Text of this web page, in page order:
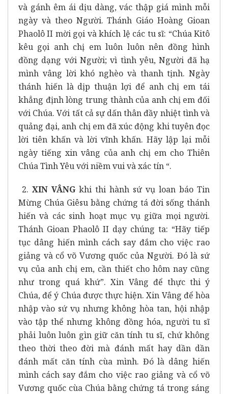
và gánh êm ái dịu dàng, vác thập giá mình mỗi
ngày và theo Người. Thánh Giáo Hoàng Gioan
Phaolô II mời gọi và khích lệ các tu sĩ: “Chúa Kitô
kêu gọi anh chị em luôn luôn nên đồng hình
đồng dạng với Người; vì tình yêu, Người đã hạ
mình vâng lời khó nghèo và thanh tịnh. Ngày
thánh hiến là dịp thuận lợi để anh chị em tái
khẳng định lòng trung thành của anh chị em đối
với Chúa. Với tất cả sự dấn thân đầy nhiệt tình và
quảng đại, anh chị em đã xúc động khi tuyên đọc
lời tiên khấn và lời vĩnh khấn. Hãy lập lại mỗi
ngày tiếng xin vâng của anh chị em cho Thiên
Chúa Tình Yêu với niềm vui và xác tín “.
2. XIN VÂNG khi thi hành sứ vụ loan báo Tin
Mừng Chúa Giêsu bằng chứng tá đời sống thánh
hiến và các sinh hoạt mục vụ giữa mọi người.
Thánh Gioan Phaolô II dạy chúng ta: “Hãy tiếp
tục dâng hiến mình cách say đắm cho việc rao
giảng và cổ võ Vương quốc của Người. Đó là sứ
vụ của anh chị em, cần thiết cho hôm nay cũng
như trong quá khứ”. Xin Vâng để thực thi ý
Chúa, để ý Chúa được thực hiện. Xin Vâng để hòa
nhập vào sứ vụ nhưng không hòa tan, hội nhập
vào tập thể nhưng không đồng hóa, người tu sĩ
phải luôn luôn gìn giữ căn tính tu sĩ, chứ không
theo thời theo đời mà đánh mất hay dần dần
đánh mất căn tính cùa mình. Đó là dâng hiến
mình cách say đắm cho việc rao giảng và cổ võ
Vương quốc cùa Chúa bằng chứng tá trong sáng